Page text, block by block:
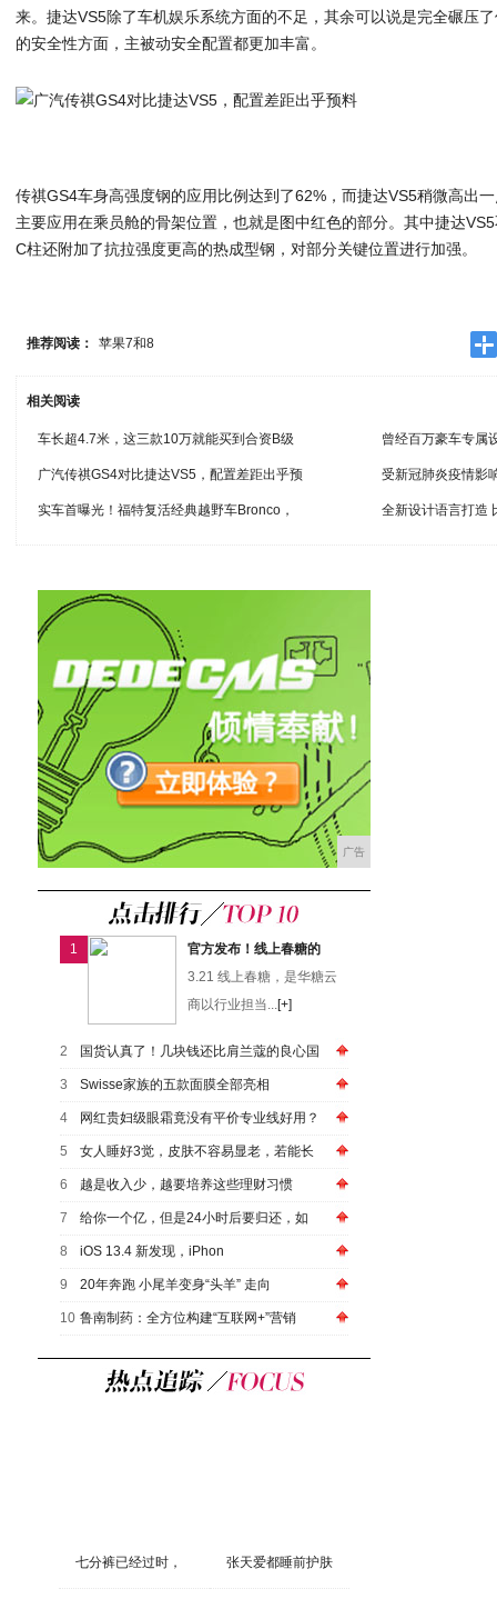
来。捷达VS5除了车机娱乐系统方面的不足，其余可以说是完全碾压
的安全性方面，主被动安全配置都更加丰富。
传祺GS4车身高强度钢的应用比例达到了62%，而捷达VS5稍微高出
主要应用在乘员舱的骨架位置，也就是图中红色的部分。其中捷达
C柱还附加了抗拉强度更高的热成型钢，对部分关键位置进行加强。
推荐阅读： 苹果7和8
相关阅读
车长超4.7米，这三款10万就能买到合资B级 曾经百万豪车专属
广汽传祺GS4对比捷达VS5，配置差距出乎预 受新冠肺炎疫情影
实车首曝光！福特复活经典越野车Bronco， 全新设计语言打造
广告
1
官方发布！线上春糖的
3.21 线上春糖，是华糖云
商以行业担当...[+]
2 国货认真了！几块钱还比肩兰蔻的良心国
3 Swisse家族的五款面膜全部亮相
4 网红贵妇级眼霜竟没有平价专业线好用？
5 女人睡好3觉，皮肤不容易显老，若能长
6 越是收入少，越要培养这些理财习惯
7 给你一个亿，但是24小时后要归还，如
8 iOS 13.4 新发现，iPhon
9 20年奔跑 小尾羊变身“头羊” 走向
10 鲁南制药：全方位构建“互联网+”营销
七分裤已经过时， 张天爱都睡前护肤